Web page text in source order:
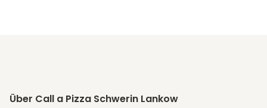
Über Call a Pizza Schwerin Lankow